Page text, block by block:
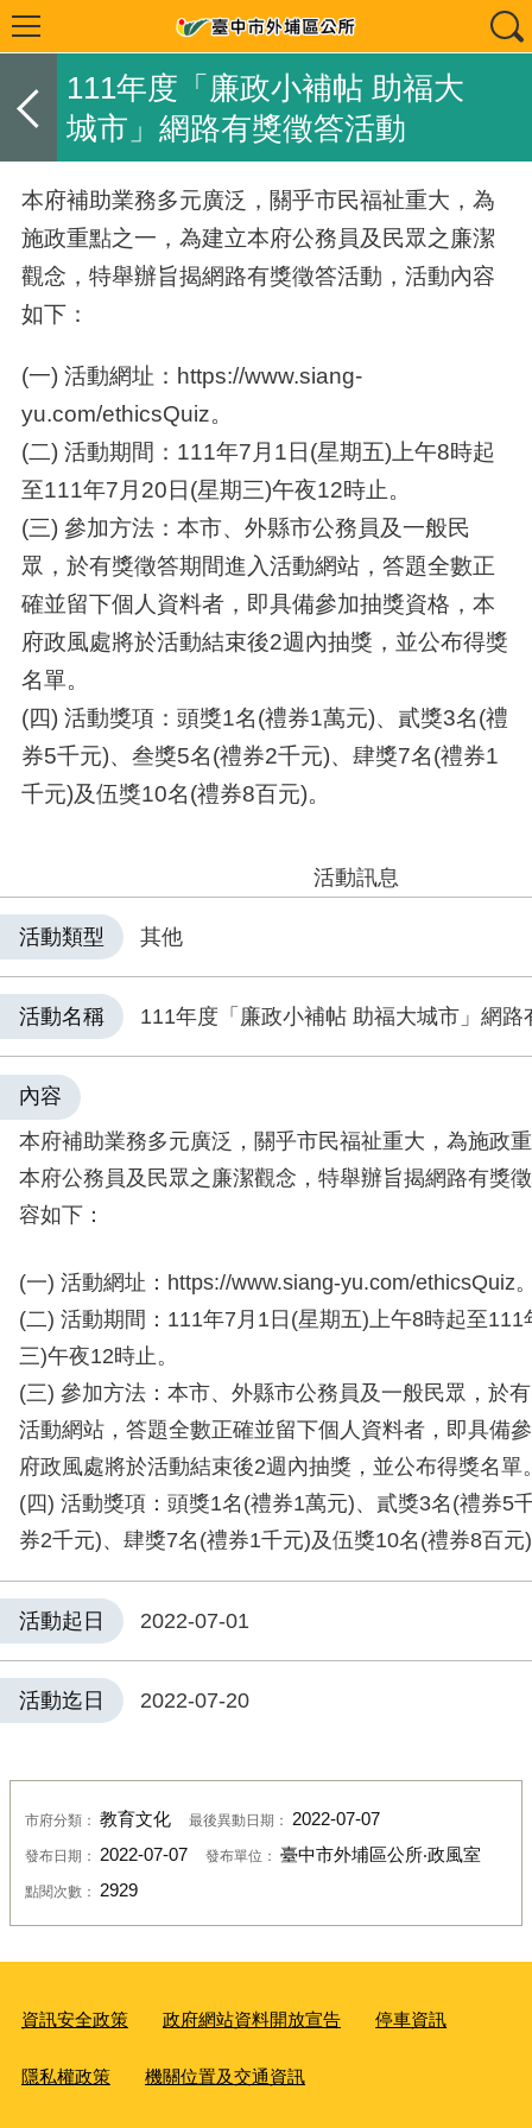
111年度「廉政小補帖 助福大
城市」網路有獎徵答活動
本府補助業務多元廣泛，關乎市民福祉重大，為
施政重點之一，為建立本府公務員及民眾之廉潔
觀念，特舉辦旨揭網路有獎徵答活動，活動內容
如下：
(一) 活動網址：https://www.siang-
yu.com/ethicsQuiz。
(二) 活動期間：111年7月1日(星期五)上午8時起
至111年7月20日(星期三)午夜12時止。
(三) 參加方法：本市、外縣市公務員及一般民
眾，於有獎徵答期間進入活動網站，答題全數正
確並留下個人資料者，即具備參加抽獎資格，本
府政風處將於活動結束後2週內抽獎，並公布得獎
名單。
(四) 活動獎項：頭獎1名(禮券1萬元)、貳獎3名(禮
券5千元)、叁獎5名(禮券2千元)、肆獎7名(禮券1
千元)及伍獎10名(禮券8百元)。
活動訊息
活動類型 其他
活動名稱 111年度「廉政小補帖 助福大城市」網路
內容
本府補助業務多元廣泛，關乎市民福祉重大，為施政
本府公務員及民眾之廉潔觀念，特舉辦旨揭網路有獎
容如下：
(一) 活動網址：https://www.siang-yu.com/ethicsQuiz
(二) 活動期間：111年7月1日(星期五)上午8時起至111
三)午夜12時止。
(三) 參加方法：本市、外縣市公務員及一般民眾，於
活動網站，答題全數正確並留下個人資料者，即具備
府政風處將於活動結束後2週內抽獎，並公布得獎名單
(四) 活動獎項：頭獎1名(禮券1萬元)、貳獎3名(禮券5
券2千元)、肆獎7名(禮券1千元)及伍獎10名(禮券8百元
活動起日 2022-07-01
活動迄日 2022-07-20
市府分類： 教育文化 最後異動日期： 2022-07-07
發布日期： 2022-07-07 發布單位： 臺中市外埔區公所‧政風室
點閱次數： 2929
資訊安全政策 政府網站資料開放宣告 停車資訊
隱私權政策 機關位置及交通資訊